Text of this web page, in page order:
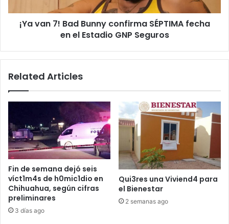
en
¡Ya van 7! Bad Bunny confirma SÉPTIMA fecha
en el Estadio GNP Seguros
Related Articles
Fin de semana dejó seis
víct1m4s de h0mic1dio en
Chihuahua, según cifras
preliminares
3 días ago
Qui3res una Viviend4 para
el Bienestar
2 semanas ago